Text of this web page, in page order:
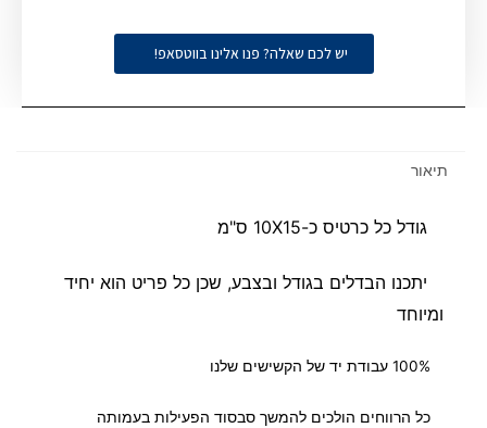
יש לכם שאלה? פנו אלינו בווטסאפ!
תיאור
גודל כל כרטיס כ-10X15 ס"מ
יתכנו הבדלים בגודל ובצבע, שכן כל פריט הוא יחיד
ומיוחד
כל הרווחים הולכים להמשך סבסוד הפעילות בעמותה